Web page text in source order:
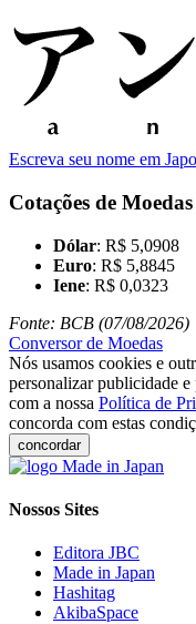
Escreva seu nome em
Cotações de Moedas
Dólar: R$ 5,0908
Euro: R$ 5,8845
Iene: R$ 0,0323
Fonte: BCB (07/08/2026)
Conversor de Moedas
Nós usamos cookies e
personalizar publicidade e
com a nossa Política de
concorda com estas
concordar
Nossos Sites
Editora JBC
Made in Japan
Hashitag
AkibaSpace